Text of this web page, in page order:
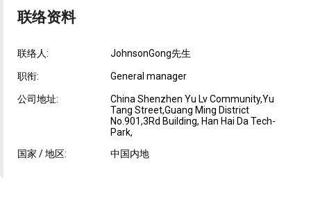
联络资料
联络人: JohnsonGong先生
职衔: General manager
公司地址:
China Shenzhen Yu Lv Community,Yu
Tang Street,Guang Ming District
No.901,3Rd Building, Han Hai Da Tech-
Park,
国家 / 地区:
中国内地